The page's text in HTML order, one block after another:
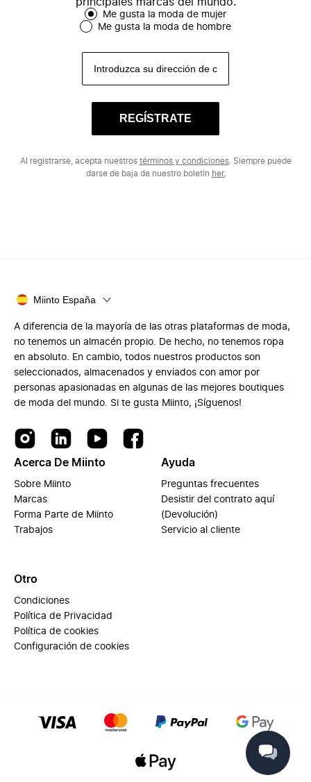
Me gusta la moda de mujer
Me gusta la moda de hombre
REGÍSTRATE
Al registrarse, acepta nuestros términos y condiciones. Siempre puede
darse de baja de nuestro boletín her.
Miinto España
A diferencia de la mayoría de las otras plataformas de moda,
no tenemos un almacén propio. De hecho, no tenemos ropa
en absoluto. En cambio, todos nuestros productos son
seleccionados, almacenados y enviados con amor por
personas apasionadas en algunas de las mejores boutiques
de moda del mundo. Si te gusta Miinto, ¡Síguenos!
Acerca De Miinto
Sobre Miinto
Marcas
Forma Parte de Miinto
Trabajos
Ayuda
Preguntas frecuentes
Desistir del contrato aquí
(Devolución)
Servicio al cliente
Otro
Condiciones
Política de Privacidad
Política de cookies
Configuración de cookies